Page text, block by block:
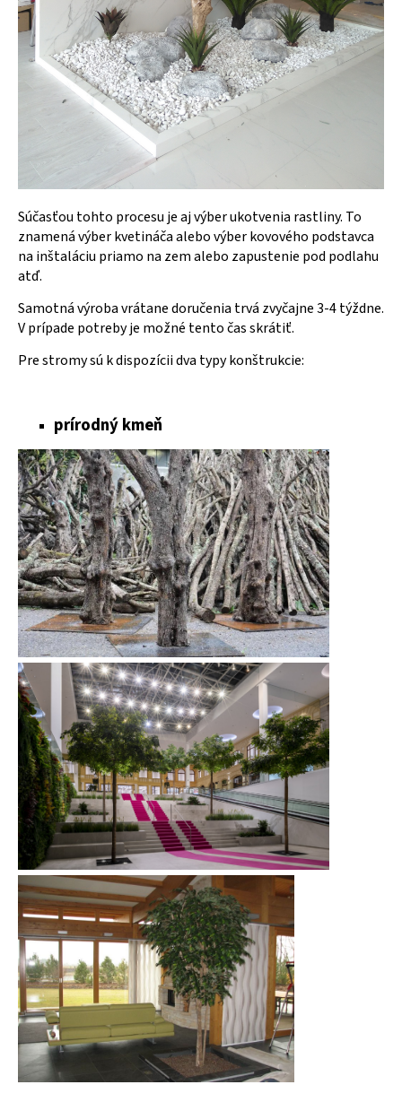
Súčasťou tohto procesu je aj výber ukotvenia rastliny. To
znamená výber kvetináča alebo výber kovového podstavca
na inštaláciu priamo na zem alebo zapustenie pod podlahu
atď.
Samotná výroba vrátane doručenia trvá zvyčajne 3-4 týždne.
V prípade potreby je možné tento čas skrátiť.
Pre stromy sú k dispozícii dva typy konštrukcie:
prírodný kmeň